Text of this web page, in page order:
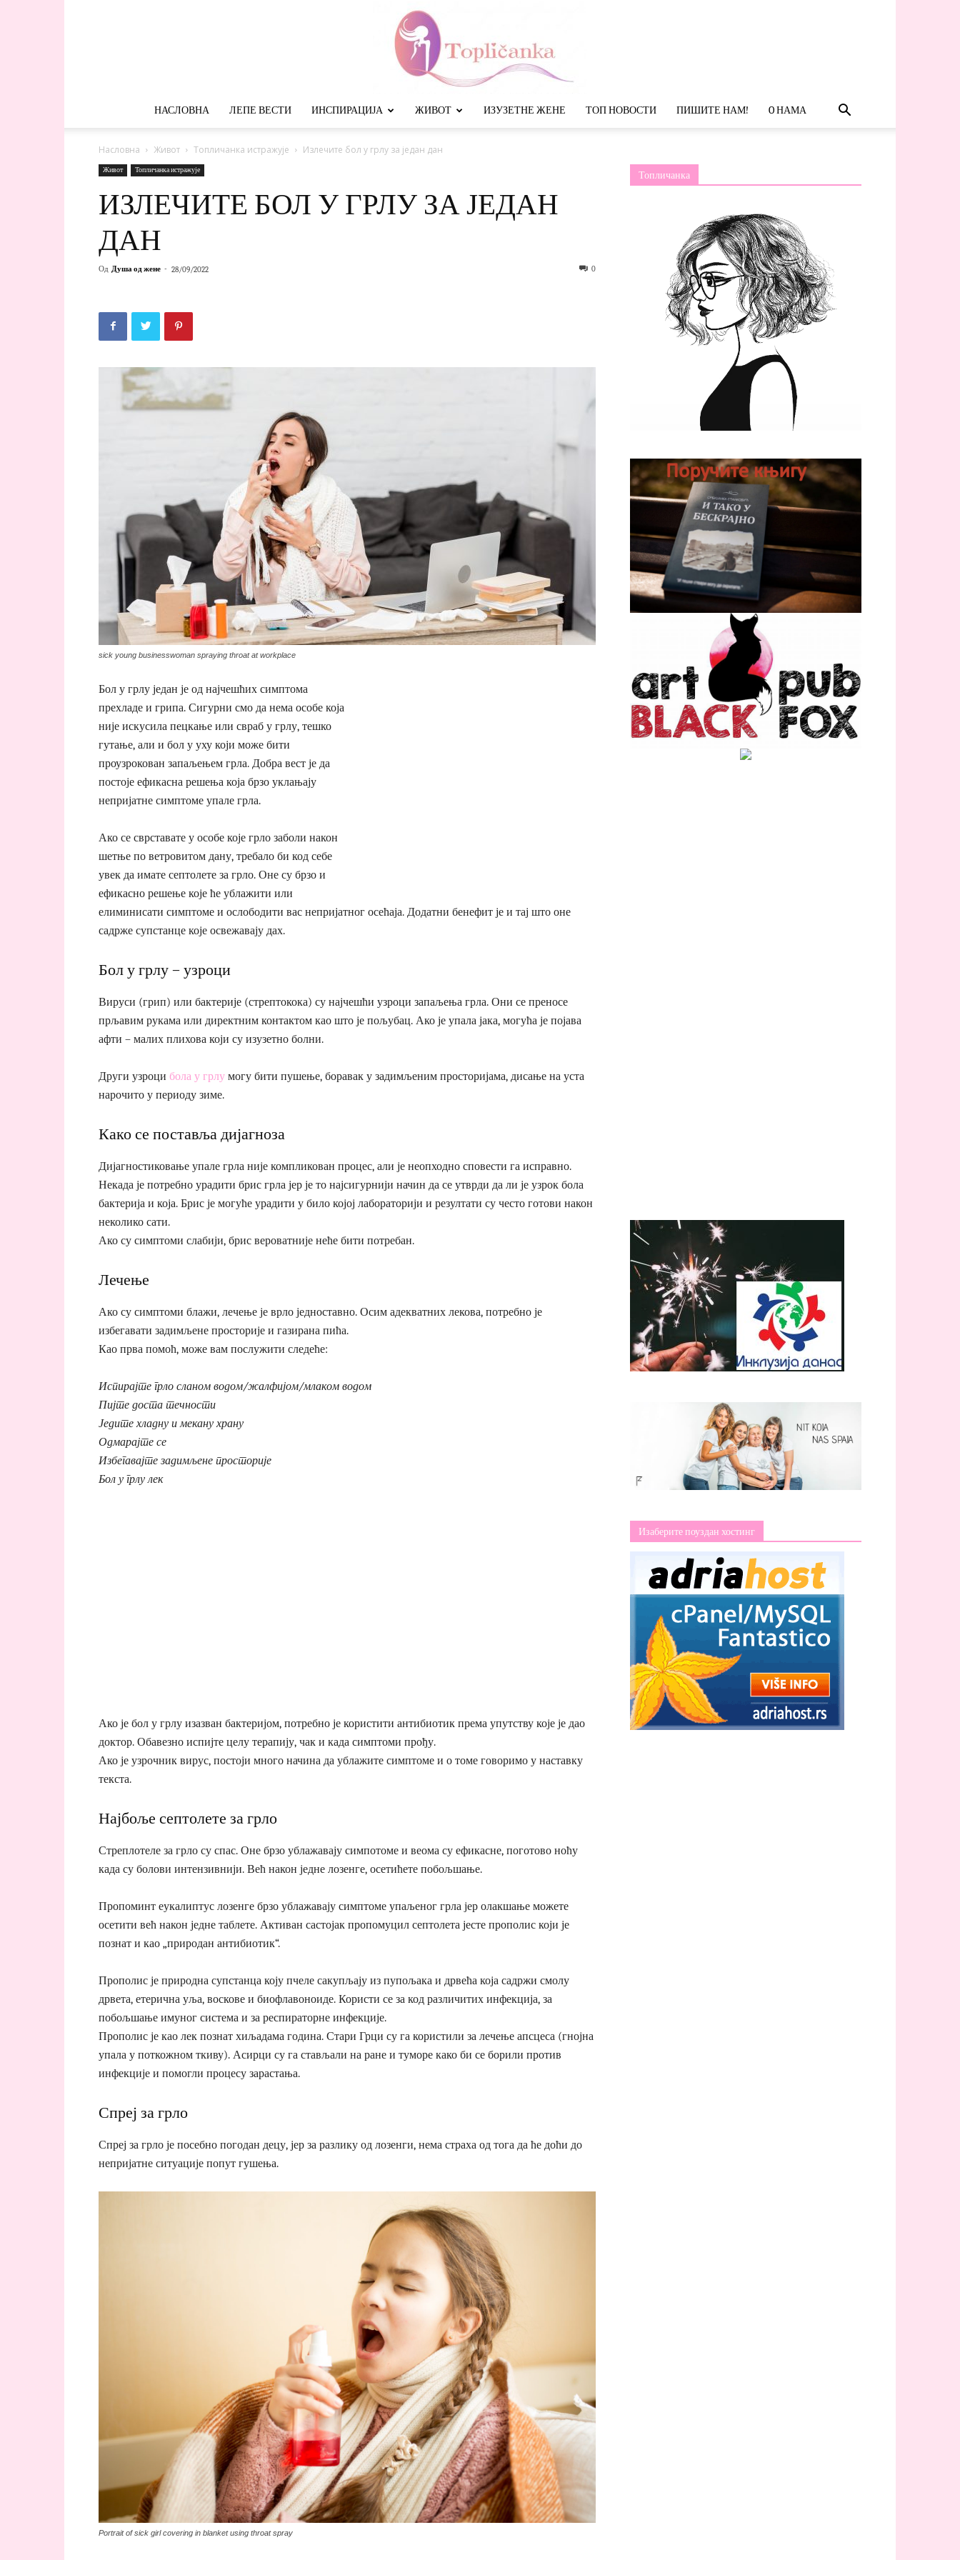
НАСЛОВНА ЛЕПЕ ВЕСТИ ИНСПИРАЦИЈА ЖИВОТ ИЗУЗЕТНЕ ЖЕНЕ ТОП НОВОСТИ ПИШИТЕ НАМ! O НАМА
Насловна Живот Топличанка истражује Излечите бол у грлу за један дан
Живот Топличанка истражује
ИЗЛЕЧИТЕ БОЛ У ГРЛУ ЗА ЈЕДАН
ДАН
Од Душа од жене - 28/09/2022 0
sick young businesswoman spraying throat at workplace
Бол у грлу један је од најчешћих симптома
прехладе и грипа. Сигурни смо да нема особе која
није искусила пецкање или свраб у грлу, тешко
гутање, али и бол у уху који може бити
проузрокован запаљењем грла. Добра вест је да
постоје ефикасна решења која брзо уклањају
непријатне симптоме упале грла.
Ако се сврставате у особе које грло заболи након
шетње по ветровитом дану, требало би код себе
увек да имате септолете за грло. Оне су брзо и
ефикасно решење које ће ублажити или
елиминисати симптоме и ослободити вас непријатног осећаја. Додатни бенефит је и тај што оне
садрже супстанце које освежавају дах.
Бол у грлу – узроци
Вируси (грип) или бактерије (стрептокока) су најчешћи узроци запаљења грла. Они се преносе
прљавим рукама или директним контактом као што је пољубац. Ако је упала јака, могућа је појава
афти – малих плихова који су изузетно болни.
Други узроци бола у грлу могу бити пушење, боравак у задимљеним просторијама, дисање на уста
нарочито у периоду зиме.
Како се поставља дијагноза
Дијагностиковање упале грла није компликован процес, али је неопходно сповести га исправно.
Некада је потребно урадити брис грла јер је то најсигурнији начин да се утврди да ли је узрок бола
бактерија и која. Брис је могуће урадити у било којој лабораторији и резултати су често готови након
неколико сати.
Ако су симптоми слабији, брис вероватније неће бити потребан.
Лечење
Ако су симптоми блажи, лечење је врло једноставно. Осим адекватних лекова, потребно је
избегавати задимљене просторије и газирана пића.
Као прва помоћ, може вам послужити следеће:
Испирајте грло сланом водом/жалфијом/млаком водом
Пијте доста течности
Једите хладну и мекану храну
Одмарајте се
Избегавајте задимљене просторије
Бол у грлу лек
Ако је бол у грлу изазван бактеријом, потребно је користити антибиотик према упутству које је дао
доктор. Обавезно испијте целу терапију, чак и када симптоми прођу.
Ако је узрочник вирус, постоји много начина да ублажите симптоме и о томе говоримо у наставку
текста.
Најбоље септолете за грло
Стреплотеле за грло су спас. Оне брзо ублажавају симпотоме и веома су ефикасне, поготово ноћу
када су болови интензивнији. Већ након једне лозенге, осетићете побољшање.
Пропоминт еукалиптус лозенге брзо ублажавају симптоме упаљеног грла јер олакшање можете
осетити већ након једне таблете. Активан састојак пропомуцил септолета јесте прополис који је
познат и као „природан антибиотик“.
Прополис је природна супстанца коју пчеле сакупљају из пупољака и дрвећа која садржи смолу
дрвета, етерична уља, воскове и биофлавоноиде. Користи се за код различитих инфекција, за
побољшање имуног система и за респираторне инфекције.
Прополис је као лек познат хиљадама година. Стари Грци су га користили за лечење апсцеса (гнојна
упала у поткожном ткиву). Асирци су га стављали на ране и туморе како би се борили против
инфекције и помогли процесу зарастања.
Спреј за грло
Спреј за грло је посебно погодан децу, јер за разлику од лозенги, нема страха од тога да ће доћи до
непријатне ситуације попут гушења.
Portrait of sick girl covering in blanket using throat spray
Топличанка
Изаберите поуздан хостинг